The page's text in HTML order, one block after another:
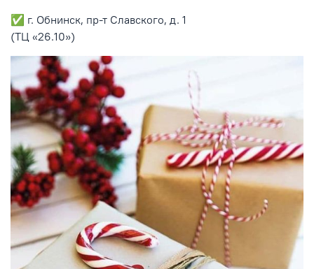
✅ г. Обнинск, пр-т Славского, д. 1
(ТЦ «26.10»)